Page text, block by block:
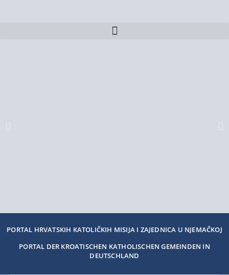
PORTAL HRVATSKIH KATOLIČKIH MISIJA I ZAJEDNICA U NJEMAČKOJ
PORTAL DER KROATISCHEN KATHOLISCHEN GEMEINDEN IN
DEUTSCHLAND